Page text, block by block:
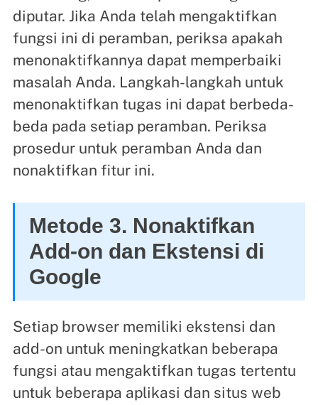
diputar. Jika Anda telah mengaktifkan
fungsi ini di peramban, periksa apakah
menonaktifkannya dapat memperbaiki
masalah Anda. Langkah-langkah untuk
menonaktifkan tugas ini dapat berbeda-
beda pada setiap peramban. Periksa
prosedur untuk peramban Anda dan
nonaktifkan fitur ini.
Metode 3. Nonaktifkan
Add-on dan Ekstensi di
Google
Setiap browser memiliki ekstensi dan
add-on untuk meningkatkan beberapa
fungsi atau mengaktifkan tugas tertentu
untuk beberapa aplikasi dan situs web